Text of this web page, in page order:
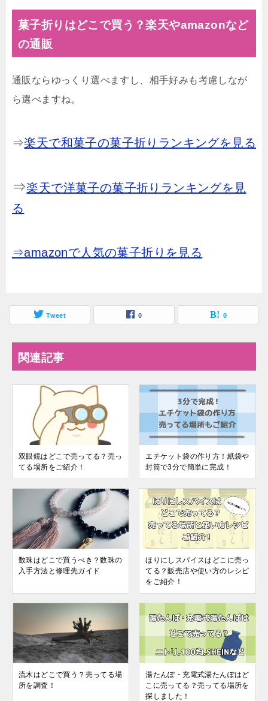
菓子折りはどこで買う？楽天やamazonなど
の通販
通販ならゆっくり選べますし、相手好みも考慮しなが
ら選べますね。
⇒楽天で和菓子の菓子折りランキングを見る
⇒楽天で洋菓子の菓子折りランキングを見
る
⇒amazonで人気の菓子折りを見る
Tweet 0 0
関連記事
双眼鏡はどこで売ってる？売っ
てる場所をご紹介！
エチケット袋の作り方！紙袋や
封筒で3分で簡単に完成！
数珠はどこで買うべき？数珠の
入手方法と修理先ガイド
ほりにしスパイスはどこに売っ
てる？販売店や使い方のレシピ
をご紹介！
流木はどこで買う？売ってる場
所を調査！
湯たんぽ・充電式湯たんぽはど
こに売ってる？売ってる場所を
探しました！